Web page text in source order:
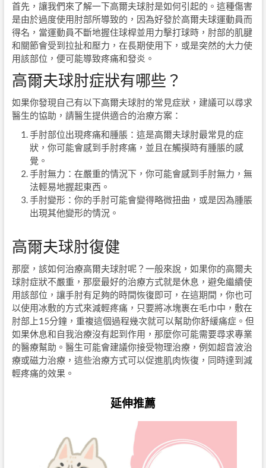
首先，讓我們來了解一下高爾夫球肘是如何引起的。這種傷害
是由於過度使用肘部所導致的，因為好發於高爾夫球運動員而
得名，當運動員不斷地握住球桿並用力擊打球時，肘部的肌腱
和關節會受到拉扯和壓力，在長期使用下，或是突然的大力使
用該部位，便可能導致疼痛和發炎。
高爾夫球肘症狀有哪些？
如果你發現自己有以下高爾夫球肘的常見症狀，建議可以尋求
醫生的協助，請醫生提供適合的治療方案：
手肘部位出現疼痛和腫脹：這是高爾夫球肘最常見的症
狀，你可能會感到手肘疼痛，並且在觸摸時有腫脹的感
覺。
手肘無力：在嚴重的情況下，你可能會感到手肘無力，無
法輕易地握起東西。
手肘變形：你的手肘可能會變得略微扭曲，或是因為腫脹
出現其他變形的情況。
高爾夫球肘復健
那麼，該如何治療高爾夫球肘呢？一般來說，如果你的高爾夫
球肘症狀不嚴重，那麼最好的治療方式就是休息，避免繼續使
用該部位，讓手肘有足夠的時間恢復即可，在這期間，你也可
以使用冰敷的方式來減輕疼痛，只要將冰塊裹在毛巾中，敷在
肘部上15分鐘，重複這個過程幾次就可以幫助你舒緩痛症。但
如果休息和自我治療沒有起到作用，那麼你可能需要尋求專業
的醫療幫助。醫生可能會建議你接受物理治療，例如超音波治
療或磁力治療，這些治療方式可以促進肌肉恢復，同時達到減
輕疼痛的效果。
延伸推薦